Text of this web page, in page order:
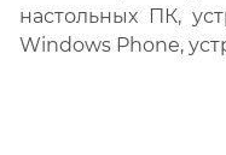
настольных ПК,
Windows Phone,